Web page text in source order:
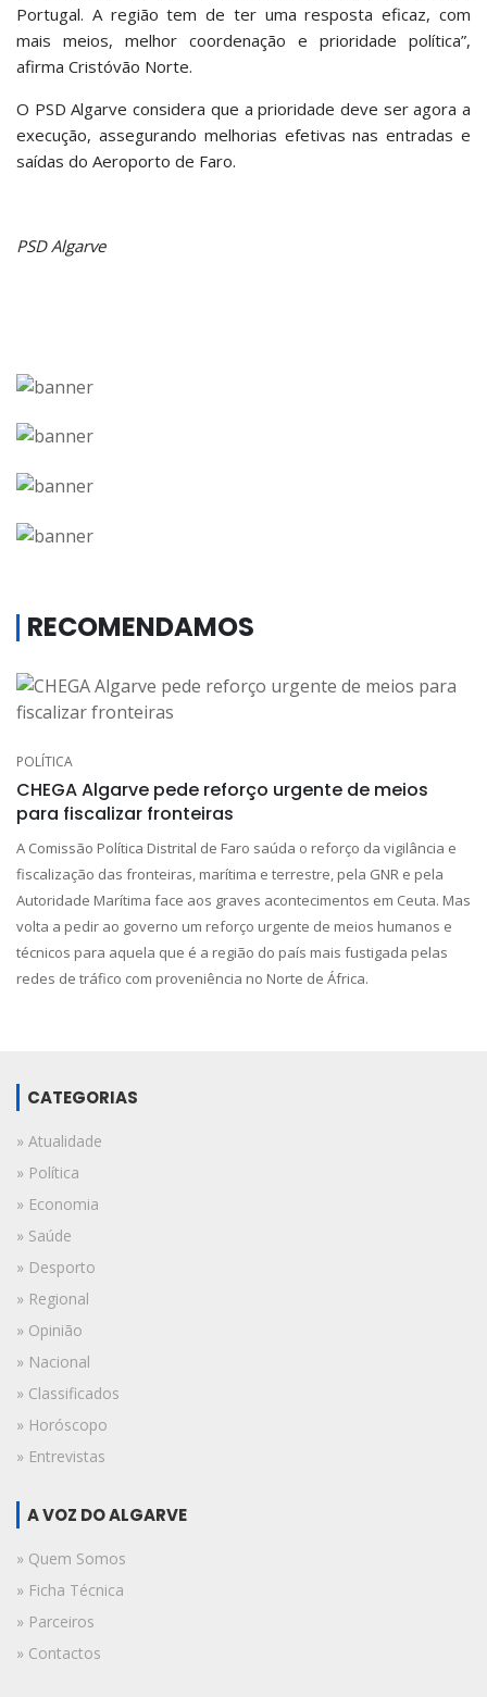
Portugal. A região tem de ter uma resposta eficaz, com
mais meios, melhor coordenação e prioridade política”,
afirma Cristóvão Norte.
O PSD Algarve considera que a prioridade deve ser agora a
execução, assegurando melhorias efetivas nas entradas e
saídas do Aeroporto de Faro.
PSD Algarve
RECOMENDAMOS
POLÍTICA
CHEGA Algarve pede reforço urgente de meios
para fiscalizar fronteiras
A Comissão Política Distrital de Faro saúda o reforço da vigilância e
fiscalização das fronteiras, marítima e terrestre, pela GNR e pela
Autoridade Marítima face aos graves acontecimentos em Ceuta. Mas
volta a pedir ao governo um reforço urgente de meios humanos e
técnicos para aquela que é a região do país mais fustigada pelas
redes de tráfico com proveniência no Norte de África.
CATEGORIAS
» Atualidade
» Política
» Economia
» Saúde
» Desporto
» Regional
» Opinião
» Nacional
» Classificados
» Horóscopo
» Entrevistas
A VOZ DO ALGARVE
» Quem Somos
» Ficha Técnica
» Parceiros
» Contactos